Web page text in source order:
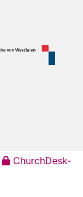
ChurchDesk-